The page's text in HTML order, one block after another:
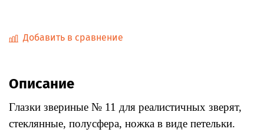
Добавить в сравнение
Описание
Глазки звериные № 11 для реалистичных зверят,
стеклянные, полусфера, ножка в виде петельки.